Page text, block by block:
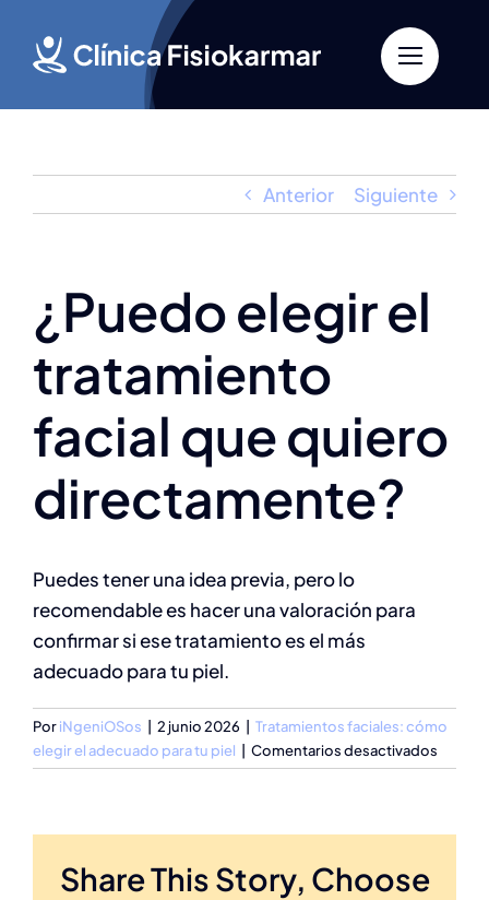
contenido
Anterior Siguiente
¿Puedo elegir el
tratamiento
facial que quiero
directamente?
Puedes tener una idea previa, pero lo
recomendable es hacer una valoración para
confirmar si ese tratamiento es el más
adecuado para tu piel.
PoriNgeniOSos 2 junio 2026
Tratamientos faciales: cómo
elegir el adecuado para tu piel
Comentarios desactivados
¿Puedo
Share This Story, Choose